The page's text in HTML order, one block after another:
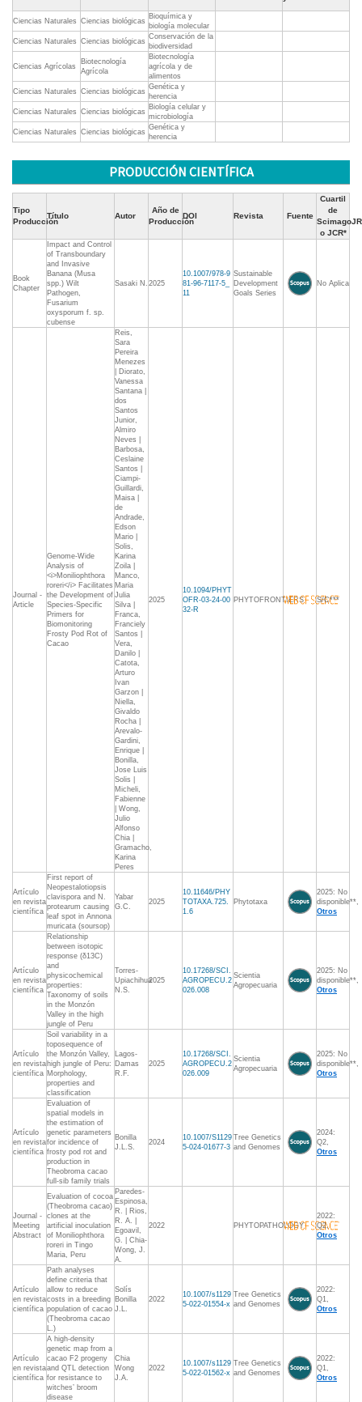
Ciencias Naturales Ciencias biológicas
Bioquímica y
biología molecular
Ciencias Naturales Ciencias biológicas
Conservación de la
biodiversidad
Ciencias Agrícolas
Biotecnología
Agrícola
Biotecnología
agrícola y de
alimentos
Ciencias Naturales Ciencias biológicas
Genética y
herencia
Ciencias Naturales Ciencias biológicas
Biología celular y
microbiología
Ciencias Naturales Ciencias biológicas
Genética y
herencia
PRODUCCIÓN CIENTÍFICA
Tipo
Producción
Título Autor
Año de
Producción
DOI Revista Fuente
Cuartil
de
ScimagoJR
o JCR*
Book
Chapter
Impact and Control
of Transboundary
and Invasive
Banana (Musa
spp.) Wilt
Pathogen,
Fusarium
oxysporum f. sp.
cubense
Sasaki N. 2025
10.1007/978-9
81-96-7117-5_
11
Sustainable
Development
Goals Series
No Aplica
Journal -
Article
Genome-Wide
Analysis of
<i>Moniliophthora
roreri</i> Facilitates
the Development of
Species-Specific
Primers for
Biomonitoring
Frosty Pod Rot of
Cacao
Reis,
Sara
Pereira
Menezes
| Diorato,
Vanessa
Santana |
dos
Santos
Junior,
Almiro
Neves |
Barbosa,
Ceslaine
Santos |
Ciampi-
Guillardi,
Maisa |
de
Andrade,
Edson
Mario |
Solis,
Karina
Zoila |
Manco,
Maria
Julia
Silva |
Franca,
Franciely
Santos |
Vera,
Danilo |
Catota,
Arturo
Ivan
Garzon |
Niella,
Givaldo
Rocha |
Arevalo-
Gardini,
Enrique |
Bonilla,
Jose Luis
Solis |
Micheli,
Fabienne
| Wong,
Julio
Alfonso
Chia |
Gramacho,
Karina
Peres
2025
10.1094/PHYT
OFR-03-24-00
32-R
PHYTOFRONTIERS S/C***
Artículo
en revista
científica
First report of
Neopestalotiopsis
clavispora and N.
protearum causing
leaf spot in Annona
muricata (soursop)
Yabar
G.C.
2025
10.11646/PHY
TOTAXA.725.
1.6
Phytotaxa
2025: No
disponible**,
Otros
Artículo
en revista
científica
Relationship
between isotopic
response (δ13C)
and
physicochemical
properties:
Taxonomy of soils
in the Monzón
Valley in the high
jungle of Peru
Torres-
Upiachihua
N.S.
2025
10.17268/SCI.
AGROPECU.2
026.008
Scientia
Agropecuaria
2025: No
disponible**,
Otros
Artículo
en revista
científica
Soil variability in a
toposequence of
the Monzón Valley,
high jungle of Peru:
Morphology,
properties and
classification
Lagos-
Damas
R.F.
2025
10.17268/SCI.
AGROPECU.2
026.009
Scientia
Agropecuaria
2025: No
disponible**,
Otros
Artículo
en revista
científica
Evaluation of
spatial models in
the estimation of
genetic parameters
for incidence of
frosty pod rot and
production in
Theobroma cacao
full-sib family trials
Bonilla
J.L.S.
2024
10.1007/S1129
5-024-01677-3
Tree Genetics
and Genomes
2024:
Q2,
Otros
Journal -
Meeting
Abstract
Evaluation of cocoa
(Theobroma cacao)
clones at the
artificial inoculation
of Moniliophthora
roreri in Tingo
Maria, Peru
Paredes-
Espinosa,
R. | Rios,
R. A. |
Egoavil,
G. | Chia-
Wong, J.
A.
2022 PHYTOPATHOLOGY
2022:
Q2,
Otros
Artículo
en revista
científica
Path analyses
define criteria that
allow to reduce
costs in a breeding
population of cacao
(Theobroma cacao
L.)
Solís
Bonilla
J.L.
2022
10.1007/s1129
5-022-01554-x
Tree Genetics
and Genomes
2022:
Q1,
Otros
Artículo
en revista
científica
A high-density
genetic map from a
cacao F2 progeny
and QTL detection
for resistance to
witches’ broom
disease
Chia
Wong
J.A.
2022
10.1007/s1129
5-022-01562-x
Tree Genetics
and Genomes
2022:
Q1,
Otros